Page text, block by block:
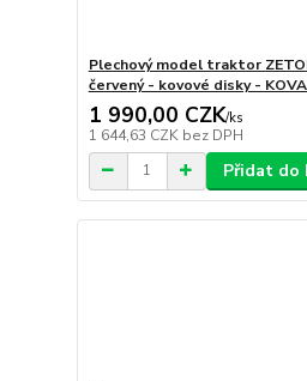
Plechový model traktor
červený - kovové disky -
1 990,00 CZK/ks
1 644,63 CZK bez DPH
Přidat do